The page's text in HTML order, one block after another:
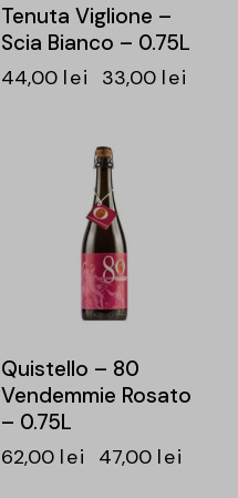
Tenuta Viglione –
Scia Bianco – 0.75L
44,00 lei 33,00 lei
Quistello – 80
Vendemmie Rosato
– 0.75L
62,00 lei 47,00 lei